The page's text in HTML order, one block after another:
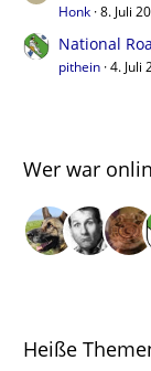
Honk 8. Juli
National
pithein 4. Juli
Wer war
Heiße